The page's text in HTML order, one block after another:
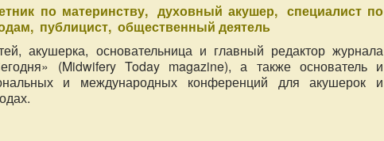
по материнству духовный акушер
специалист по
публицист общественный деятель
акушерка, основательница и главный редактор журнала
(Midwifery Today magazine), а также основатель и
и международных конференций для акушерок и